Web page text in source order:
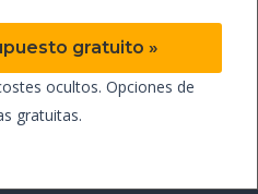
gratuito »
ocultos. Opciones de
gratuitas.